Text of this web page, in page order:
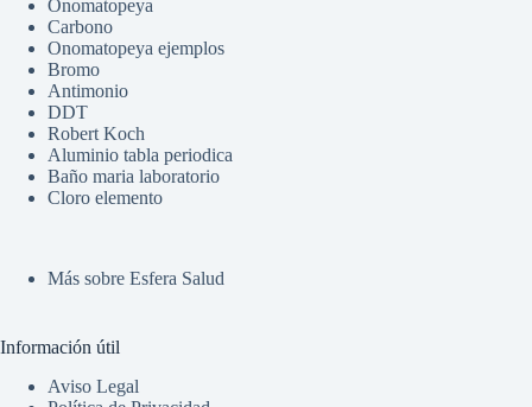
Onomatopeya
Carbono
Onomatopeya ejemplos
Bromo
Antimonio
DDT
Robert Koch
Aluminio tabla periodica
Baño maria laboratorio
Cloro elemento
Más sobre Esfera Salud
Información útil
Aviso Legal